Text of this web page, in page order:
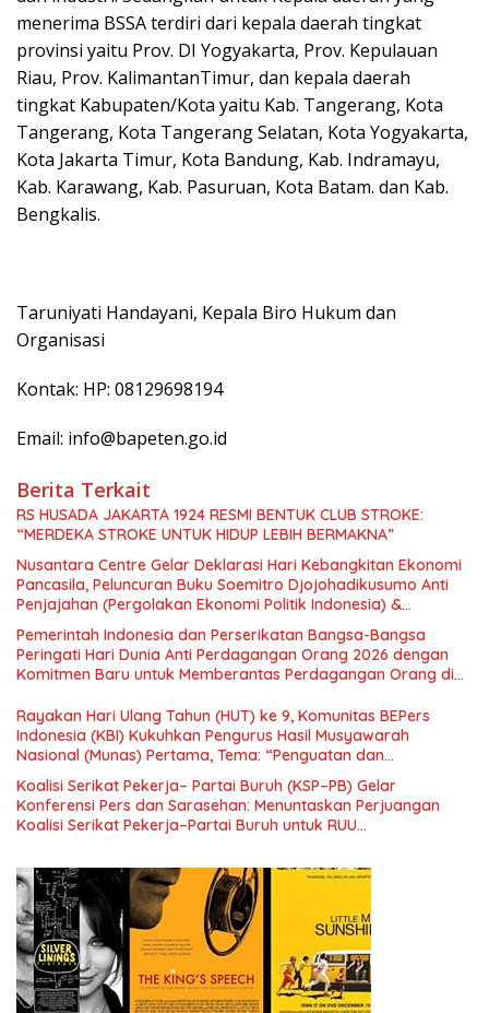
menerima BSSA terdiri dari kepala daerah tingkat
provinsi yaitu Prov. DI Yogyakarta, Prov. Kepulauan
Riau, Prov. KalimantanTimur, dan kepala daerah
tingkat Kabupaten/Kota yaitu Kab. Tangerang, Kota
Tangerang, Kota Tangerang Selatan, Kota Yogyakarta,
Kota Jakarta Timur, Kota Bandung, Kab. Indramayu,
Kab. Karawang, Kab. Pasuruan, Kota Batam. dan Kab.
Bengkalis.
Taruniyati Handayani, Kepala Biro Hukum dan
Organisasi
Kontak: HP: 08129698194
Email: info@bapeten.go.id
Berita Terkait
RS HUSADA JAKARTA 1924 RESMI BENTUK CLUB STROKE:
“MERDEKA STROKE UNTUK HIDUP LEBIH BERMAKNA”
Nusantara Centre Gelar Deklarasi Hari Kebangkitan Ekonomi
Pancasila, Peluncuran Buku Soemitro Djojohadikusumo Anti
Penjajahan (Pergolakan Ekonomi Politik Indonesia) &
Simposium Nasional “Urgensi Undang-Undang Perekonomian
Nasional dan Kesejahteraan Sosial dalam Menata Bangsa
Menuju Indonesia Emas 2045”,
Pemerintah Indonesia dan Perserikatan Bangsa-Bangsa
Peringati Hari Dunia Anti Perdagangan Orang 2026 dengan
Komitmen Baru untuk Memberantas Perdagangan Orang di
Rayakan Hari Ulang Tahun (HUT) ke 9, Komunitas BEPers
Indonesia (KBI) Kukuhkan Pengurus Hasil Musyawarah
Nasional (Munas) Pertama, Tema: “Penguatan dan
Pengembangan Organisasi KBI yang Berbasis Riset di seluruh
Indonesia dan Mancanegara”.
Koalisi Serikat Pekerja– Partai Buruh (KSP–PB) Gelar
Konferensi Pers dan Sarasehan: Menuntaskan Perjuangan
Koalisi Serikat Pekerja–Partai Buruh untuk RUU